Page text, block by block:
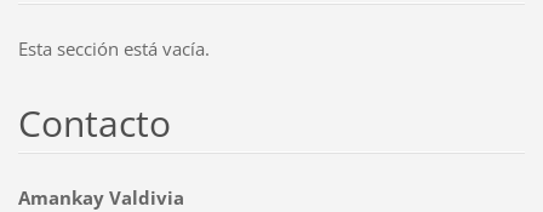
Esta sección está vacía.
Contacto
Amankay Valdivia